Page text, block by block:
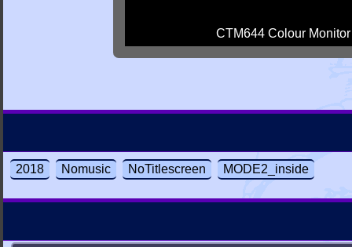
CTM644 Colour Monitor
2018 Nomusic NoTitlescreen MODE2_inside